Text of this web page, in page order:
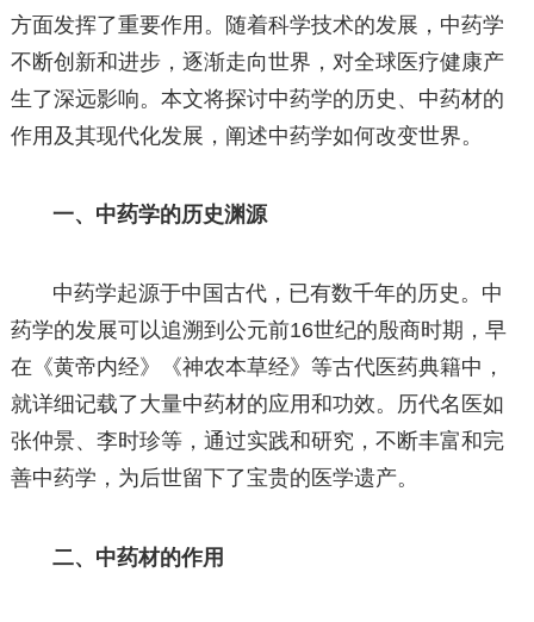
方面发挥了重要作用。随着科学技术的发展，中药学
不断创新和进步，逐渐走向世界，对全球医疗健康产
生了深远影响。本文将探讨中药学的历史、中药材的
作用及其现代化发展，阐述中药学如何改变世界。
一、中药学的历史渊源
中药学起源于中国古代，已有数千年的历史。中
药学的发展可以追溯到公元前16世纪的殷商时期，早
在《黄帝内经》《神农本草经》等古代医药典籍中，
就详细记载了大量中药材的应用和功效。历代名医如
张仲景、李时珍等，通过实践和研究，不断丰富和完
善中药学，为后世留下了宝贵的医学遗产。
二、中药材的作用